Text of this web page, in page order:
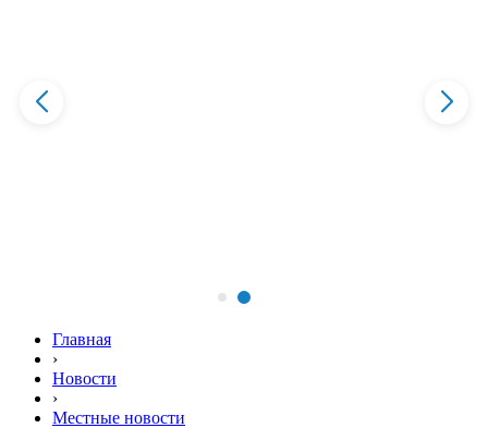
Главная
›
Новости
›
Местные новости